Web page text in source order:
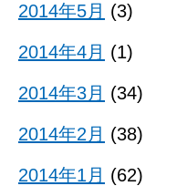
2014年5月 (3)
2014年4月 (1)
2014年3月 (34)
2014年2月 (38)
2014年1月 (62)